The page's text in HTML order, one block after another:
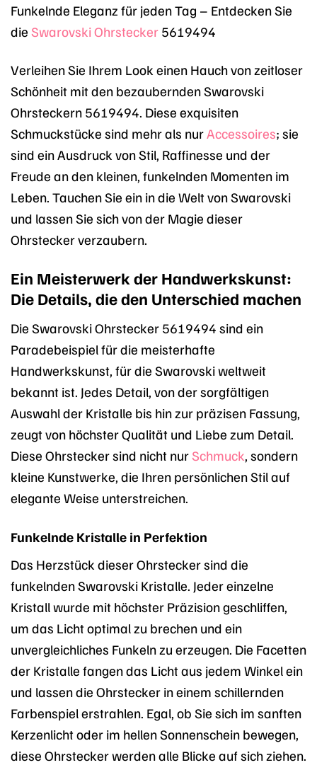
Funkelnde Eleganz für jeden Tag – Entdecken Sie
die Swarovski Ohrstecker 5619494
Verleihen Sie Ihrem Look einen Hauch von zeitloser
Schönheit mit den bezaubernden Swarovski
Ohrsteckern 5619494. Diese exquisiten
Schmuckstücke sind mehr als nurAccessoires; sie
sind ein Ausdruck von Stil, Raffinesse und der
Freude an den kleinen, funkelnden Momenten im
Leben. Tauchen Sie ein in die Welt von Swarovski
und lassen Sie sich von der Magie dieser
Ohrstecker verzaubern.
Ein Meisterwerk der Handwerkskunst:
Die Details, die den Unterschied machen
Die Swarovski Ohrstecker 5619494 sind ein
Paradebeispiel für die meisterhafte
Handwerkskunst, für die Swarovski weltweit
bekannt ist. Jedes Detail, von der sorgfältigen
Auswahl der Kristalle bis hin zur präzisen Fassung,
zeugt von höchster Qualität und Liebe zum Detail.
Diese Ohrstecker sind nicht nurSchmuck, sondern
kleine Kunstwerke, die Ihren persönlichen Stil auf
elegante Weise unterstreichen.
Funkelnde Kristalle in Perfektion
Das Herzstück dieser Ohrstecker sind die
funkelnden Swarovski Kristalle. Jeder einzelne
Kristall wurde mit höchster Präzision geschliffen,
um das Licht optimal zu brechen und ein
unvergleichliches Funkeln zu erzeugen. Die Facetten
der Kristalle fangen das Licht aus jedem Winkel ein
und lassen die Ohrstecker in einem schillernden
Farbenspiel erstrahlen. Egal, ob Sie sich im sanften
Kerzenlicht oder im hellen Sonnenschein bewegen,
diese Ohrstecker werden alle Blicke auf sich ziehen.